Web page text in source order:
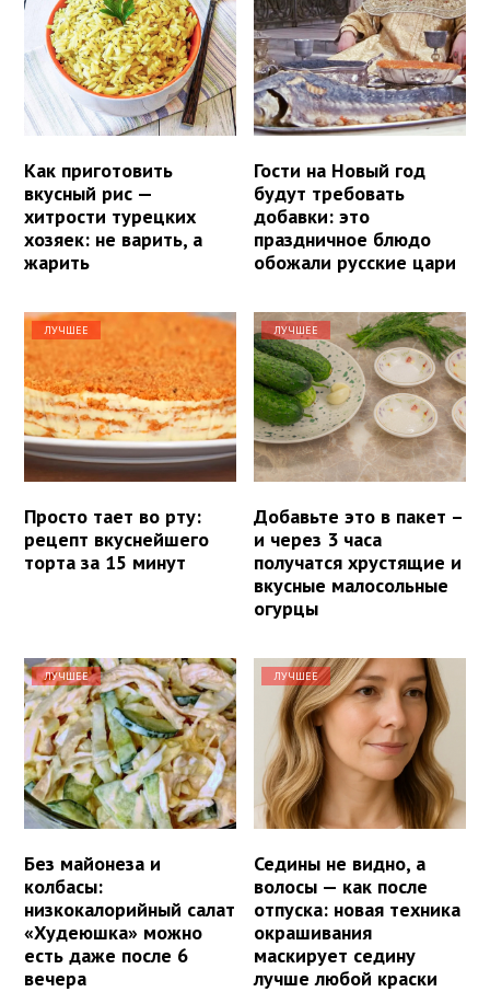
Как приготовить
вкусный рис —
хитрости турецких
хозяек: не варить, а
жарить
Гости на Новый год
будут требовать
добавки: это
праздничное блюдо
обожали русские цари
ЛУЧШЕЕ
Просто тает во рту:
рецепт вкуснейшего
торта за 15 минут
ЛУЧШЕЕ
Добавьте это в пакет –
и через 3 часа
получатся хрустящие и
вкусные малосольные
огурцы
ЛУЧШЕЕ
Без майонеза и
колбасы:
низкокалорийный салат
«Худеюшка» можно
есть даже после 6
вечера
ЛУЧШЕЕ
Седины не видно, а
волосы — как после
отпуска: новая техника
окрашивания
маскирует седину
лучше любой краски